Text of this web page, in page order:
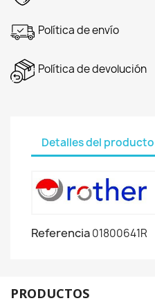
Política de envío
Política de devolución
Detalles del producto
Referencia01800641R
PRODUCTOS